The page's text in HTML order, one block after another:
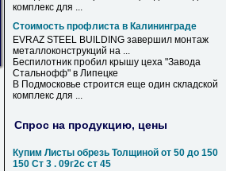
комплекс для ...
Стоимость профлиста в Калининграде
EVRAZ STEEL BUILDING завершил монтаж
металлоконструкций на ...
Беспилотник пробил крышу цеха "Завода
Стальнофф" в Липецке
В Подмосковье строится еще один складской
комплекс для ...
Спрос на продукцию, цены
Купим Листы обрезь Толщиной от 50 до 150
150 Ст 3 . 09г2с ст 45